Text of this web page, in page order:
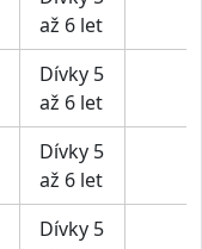
až 6 let
Dívky 5
až 6 let
Dívky 5
až 6 let
Dívky 5